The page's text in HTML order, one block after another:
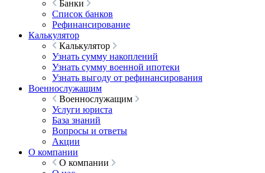
Банки
Список банков
Рефинансирование
Калькулятор
Калькулятор
Узнать сумму накоплений
Узнать сумму военной ипотеки
Узнать выгоду от рефинансирования
Военнослужащим
Военнослужащим
Услуги юриста
База знаний
Вопросы и ответы
Акции
О компании
О компании